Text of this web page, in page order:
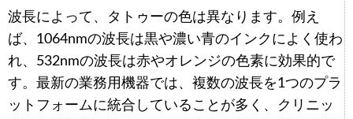
波長によって、タトゥーの色は異なります。例え
ば、1064nmの波長は黒や濃い青のインクによく使わ
れ、532nmの波長は赤やオレンジの色素に効果的で
す。最新の業務用機器では、複数の波長を1つのプラ
ットフォームに統合していることが多く、クリニッ